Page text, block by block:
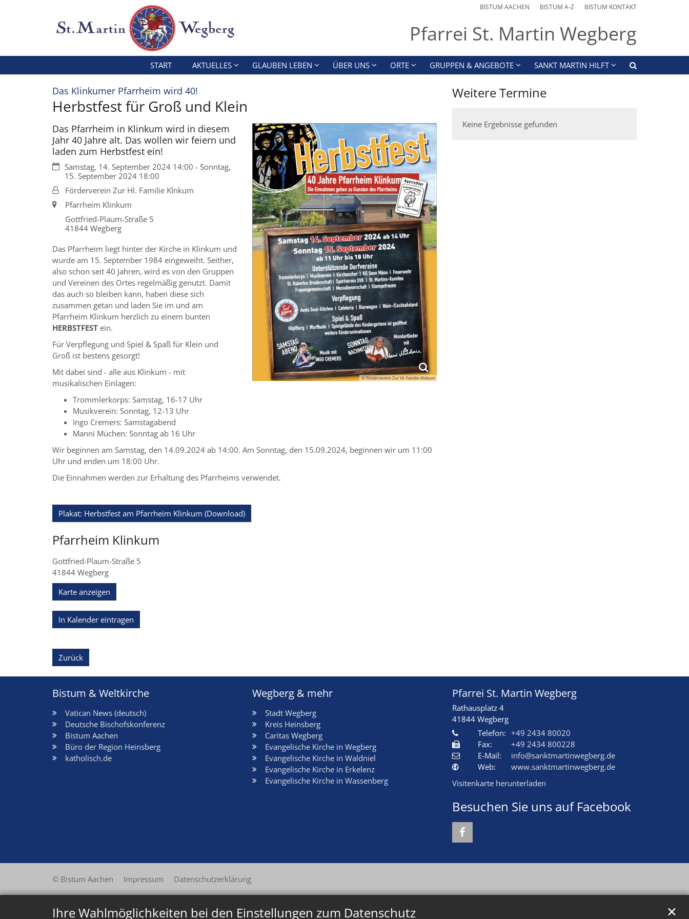
Ihre Wahlmöglichkeiten bei den Einstellungen zum Datenschutz ✕
BISTUM AACHEN BISTUM A-Z BISTUM KONTAKT
Pfarrei St. Martin Wegberg
START AKTUELLES GLAUBEN LEBEN ÜBER UNS ORTE GRUPPEN & ANGEBOTE SANKT MARTIN HILFT
Das Klinkumer Pfarrheim wird 40!
Herbstfest für Groß und Klein
© Förderverein Zur Hl. Familie Klnkum
Das Pfarrheim in Klinkum wird in diesem
Jahr 40 Jahre alt. Das wollen wir feiern und
laden zum Herbstfest ein!
Datum:Samstag, 14. September 2024 14:00 - Sonntag,
15. September 2024 18:00
Von:Förderverein Zur Hl. Familie Klnkum
Ort: Pfarrheim Klinkum
Gottfried-Plaum-Straße 5
41844 Wegberg
Das Pfarrheim liegt hinter der Kirche in Klinkum und
wurde am 15. September 1984 eingeweiht. Seither,
also schon seit 40 Jahren, wird es von den Gruppen
und Vereinen des Ortes regelmäßig genutzt. Damit
das auch so bleiben kann, haben diese sich
zusammen getan und laden Sie im und am
Pfarrheim Klinkum herzlich zu einem bunten
HERBSTFEST ein.
Für Verpflegung und Spiel & Spaß für Klein und
Groß ist bestens gesorgt!
Mit dabei sind - alle aus Klinkum - mit
musikalischen Einlagen:
Trommlerkorps: Samstag, 16-17 Uhr
Musikverein: Sonntag, 12-13 Uhr
Ingo Cremers: Samstagabend
Manni Müchen: Sonntag ab 16 Uhr
Wir beginnen am Samstag, den 14.09.2024 ab 14:00. Am Sonntag, den 15.09.2024, beginnen wir um 11:00
Uhr und enden um 18:00 Uhr.
Die Einnahmen werden zur Erhaltung des Pfarrheims verwendet.
Plakat: Herbstfest am Pfarrheim Klinkum (Download)
Pfarrheim Klinkum
Gottfried-Plaum-Straße 5
41844 Wegberg
Karte anzeigen
In Kalender eintragen
Weitere Termine
Keine Ergebnisse gefunden
Zurück
Bistum & Weltkirche
Vatican News (deutsch)
Deutsche Bischofskonferenz
Bistum Aachen
Büro der Region Heinsberg
katholisch.de
Wegberg & mehr
Stadt Wegberg
Kreis Heinsberg
Caritas Wegberg
Evangelische Kirche in Wegberg
Evangelische Kirche in Waldniel
Evangelische Kirche in Erkelenz
Evangelische Kirche in Wassenberg
Pfarrei St. Martin Wegberg
Rathausplatz 4
41844 Wegberg
Telefon: +49 2434 80020
Fax:
+49 2434 800228
E-Mail:
info@sanktmartinwegberg.de
Web:
www.sanktmartinwegberg.de
Visitenkarte herunterladen
Besuchen Sie uns auf Facebook
© Bistum Aachen Impressum Datenschutzerklärung